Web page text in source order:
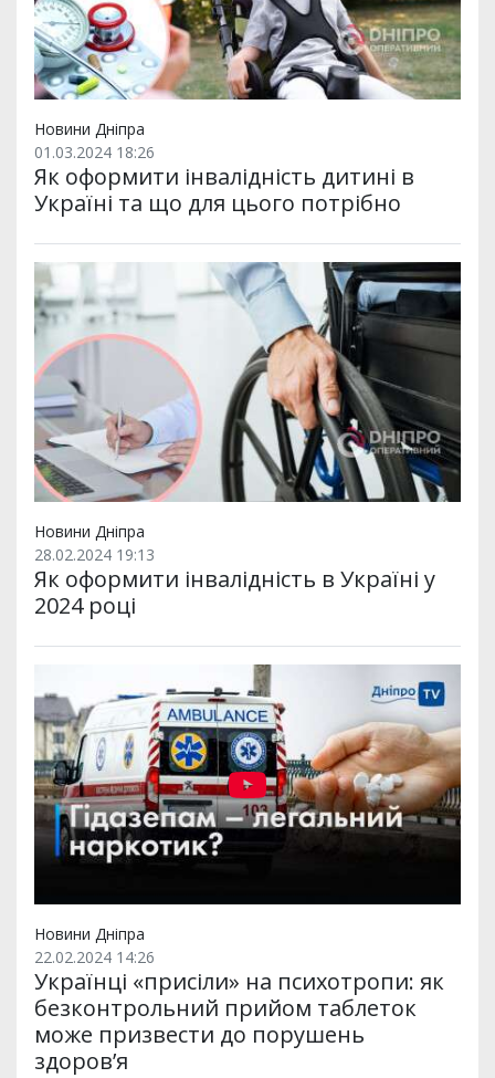
Новини Дніпра
01.03.2024 18:26
Як оформити інвалідність дитині в
Україні та що для цього потрібно
Новини Дніпра
28.02.2024 19:13
Як оформити інвалідність в Україні у
2024 році
Новини Дніпра
22.02.2024 14:26
Українці «присіли» на психотропи: як
безконтрольний прийом таблеток
може призвести до порушень
здоров’я